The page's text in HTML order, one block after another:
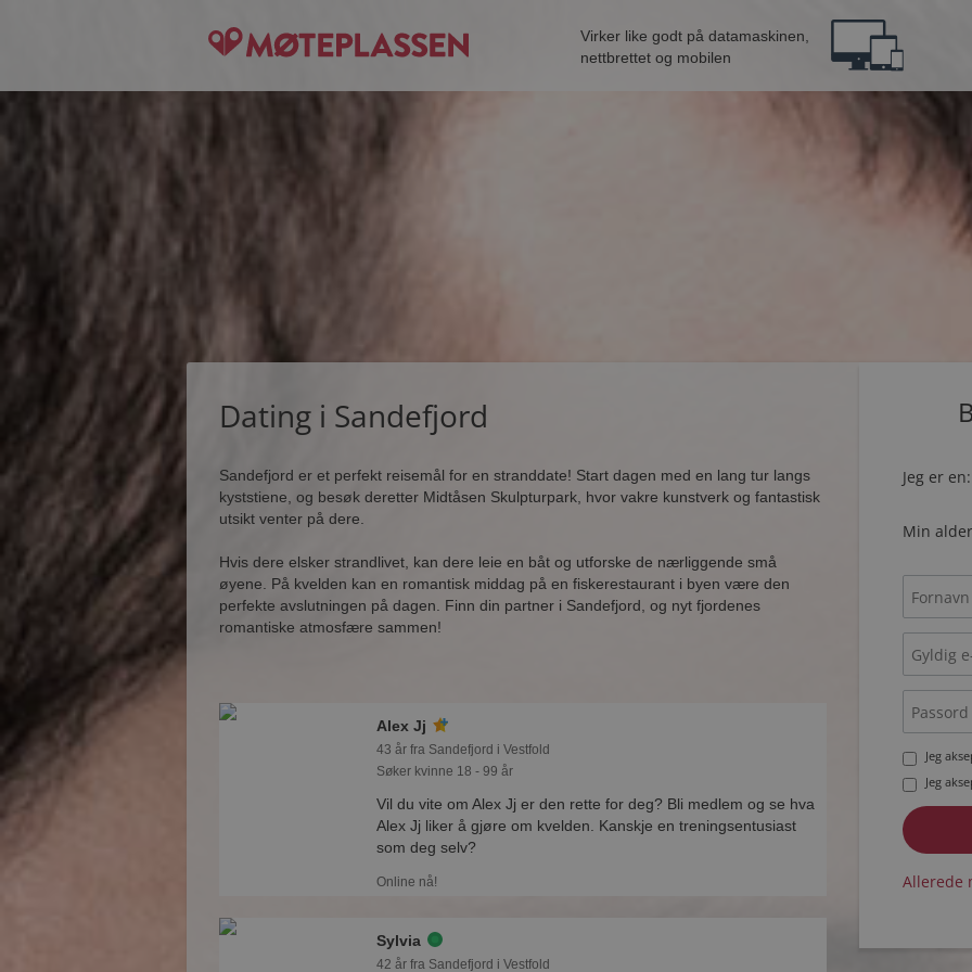
Virker like godt på datamaskinen,
nettbrettet og mobilen
Dating i Sandefjord
Sandefjord er et perfekt reisemål for en stranddate! Start dagen med en lang tur langs
kyststiene, og besøk deretter Midtåsen Skulpturpark, hvor vakre kunstverk og fantastisk
utsikt venter på dere.
Hvis dere elsker strandlivet, kan dere leie en båt og utforske de nærliggende små
øyene. På kvelden kan en romantisk middag på en fiskerestaurant i byen være den
perfekte avslutningen på dagen. Finn din partner i Sandefjord, og nyt fjordenes
romantiske atmosfære sammen!
Alex Jj
43 år fra Sandefjord i Vestfold
Søker kvinne 18 - 99 år
Vil du vite om Alex Jj er den rette for deg? Bli medlem og se hva
Alex Jj liker å gjøre om kvelden. Kanskje en treningsentusiast
som deg selv?
Online nå!
Sylvia
42 år fra Sandefjord i Vestfold
Jeg er en:
Min
Jeg
Jeg
Allerede